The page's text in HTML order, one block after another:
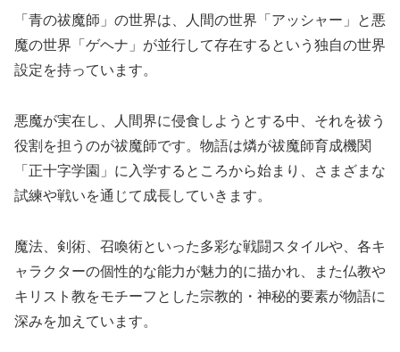
「青の祓魔師」の世界は、人間の世界「アッシャー」と悪
魔の世界「ゲヘナ」が並行して存在するという独自の世界
設定を持っています。
悪魔が実在し、人間界に侵食しようとする中、それを祓う
役割を担うのが祓魔師です。物語は燐が祓魔師育成機関
「正十字学園」に入学するところから始まり、さまざまな
試練や戦いを通じて成長していきます。
魔法、剣術、召喚術といった多彩な戦闘スタイルや、各キ
ャラクターの個性的な能力が魅力的に描かれ、また仏教や
キリスト教をモチーフとした宗教的・神秘的要素が物語に
深みを加えています。